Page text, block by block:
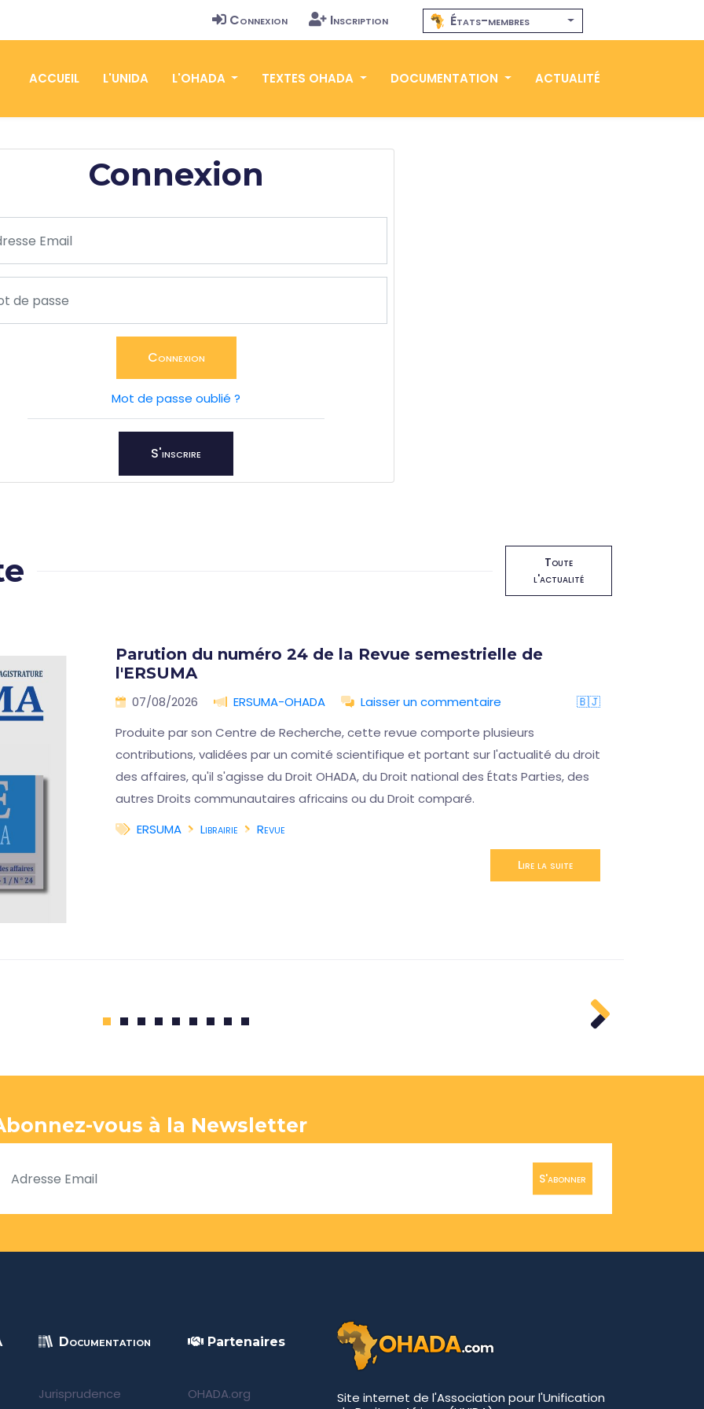
Connexion Inscription États-membres
ACCUEIL L'UNIDA L'OHADA TEXTES OHADA DOCUMENTATION ACTUALITÉ
Connexion
Connexion
Mot de passe oublié ?
S'inscrire
Toute
l'actualité
Parution du numéro 24 de la Revue semestrielle de
l'ERSUMA
07/08/2026 ERSUMA-OHADA Laisser un commentaire
🇧🇯
Produite par son Centre de Recherche, cette revue comporte plusieurs
contributions, validées par un comité scientifique et portant sur l'actualité du droit
des affaires, qu'il s'agisse du Droit OHADA, du Droit national des États Parties, des
autres Droits communautaires africains ou du Droit comparé.
ERSUMA
Librairie Revue
Lire la suite
1 2 3 4 5 6 7 8 9
vous à la Newsletter
S'abonner
Documentation
Jurisprudence
Partenaires
OHADA.org
Site internet de l'Association pour l'Unification